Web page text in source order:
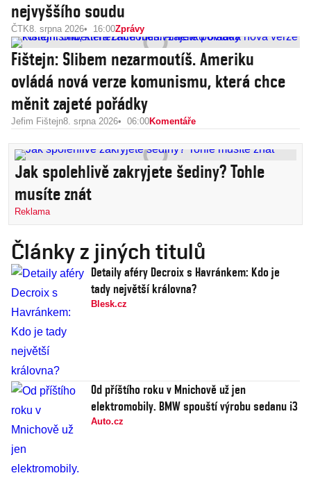
nejvyššího soudu
ČTK8. srpna 2026 16:00Zprávy
Fištejn: Slibem nezarmoutíš. Ameriku
ovládá nová verze komunismu, která chce
měnit zajeté pořádky
Jefim Fištejn8. srpna 2026 06:00Komentáře
Jak spolehlivě zakryjete šediny? Tohle
musíte znát
Reklama
Články z jiných titulů
Detaily aféry Decroix s Havránkem: Kdo je
tady největší královna?
Blesk.cz
Od příštího roku v Mnichově už jen
elektromobily. BMW spouští výrobu sedanu i3
Auto.cz